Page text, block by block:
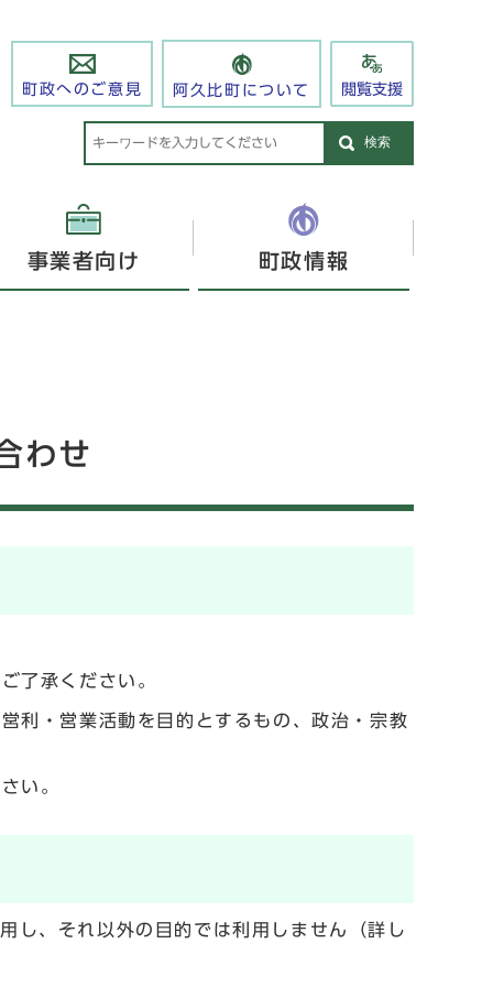
町政へのご意見 阿久比町について 閲覧支援
検索
事業者向け 町政情報
わせ
了承ください。
利・営業活動を目的とするもの、政治・宗教
い。
し、それ以外の目的では利用しません（詳し